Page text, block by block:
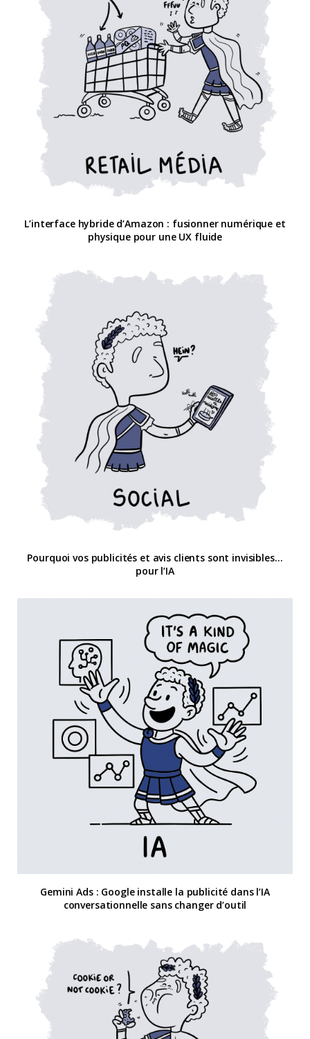
L’interface hybride d’Amazon : fusionner numérique et
physique pour une UX fluide
Pourquoi vos publicités et avis clients sont invisibles…
pour l’IA
Gemini Ads : Google installe la publicité dans l’IA
conversationnelle sans changer d’outil